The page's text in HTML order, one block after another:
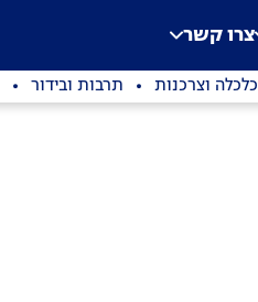
צרו קשר
כלכלה וצרכנות תרבות ובידור